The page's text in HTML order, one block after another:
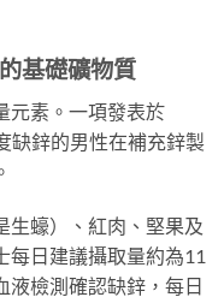
基礎礦物質
元素。一項發表於
缺鋅的男性在補充鋅製
生蠔）、紅肉、堅果及
每日建議攝取量約為11
液檢測確認缺鋅，每日